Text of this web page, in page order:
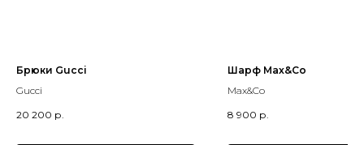
Брюки Gucci
Gucci
20 200 р.
Шарф Max&Co
Max&Co
8 900 р.